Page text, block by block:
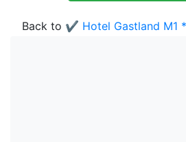
Back to ✔️ Hotel Gastland M1